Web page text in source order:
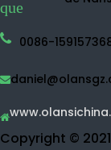
Machine à
Purificateur
Purificateur
Purificateur